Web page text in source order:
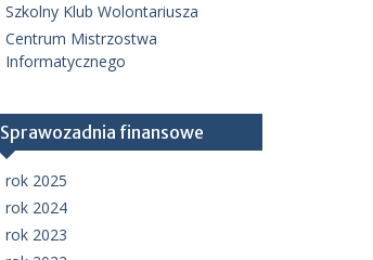
Szkolny Klub Wolontariusza
Centrum Mistrzostwa
Informatycznego
Sprawozadnia finansowe
rok 2025
rok 2024
rok 2023